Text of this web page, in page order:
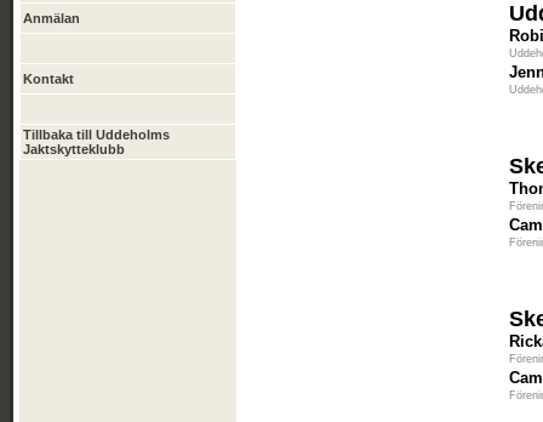
Anmälan
Kontakt
Tillbaka till Uddeholms
Jaktskytteklubb